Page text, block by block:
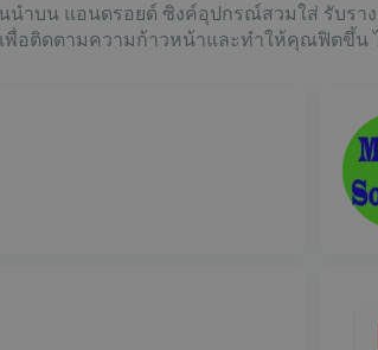
บน แอนดรอยด์ ซิงค์อุปกรณ์สวมใส่ รับรา
อติดตามความก้าวหน้าและทำให้คุณฟิตขึ้